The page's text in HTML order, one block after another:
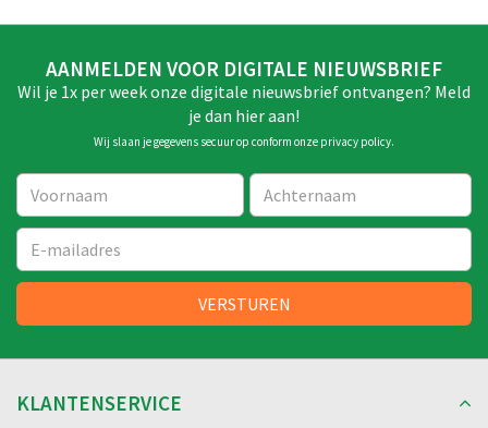
AANMELDEN VOOR DIGITALE NIEUWSBRIEF
Wil je 1x per week onze digitale nieuwsbrief ontvangen? Meld
je dan hier aan!
Wij slaan je gegevens secuur op conform onze privacy policy.
KLANTENSERVICE